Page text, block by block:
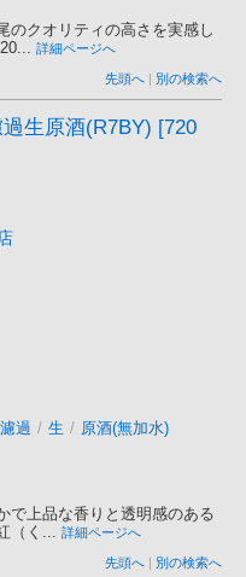
のクオリティの高さを実感し
詳細ページへ
先頭へ | 別の検索へ
生原酒(R7BY) [720
過 / 生 / 原酒(無加水)
で上品な香りと透明感のある
（く... 詳細ページへ
先頭へ | 別の検索へ